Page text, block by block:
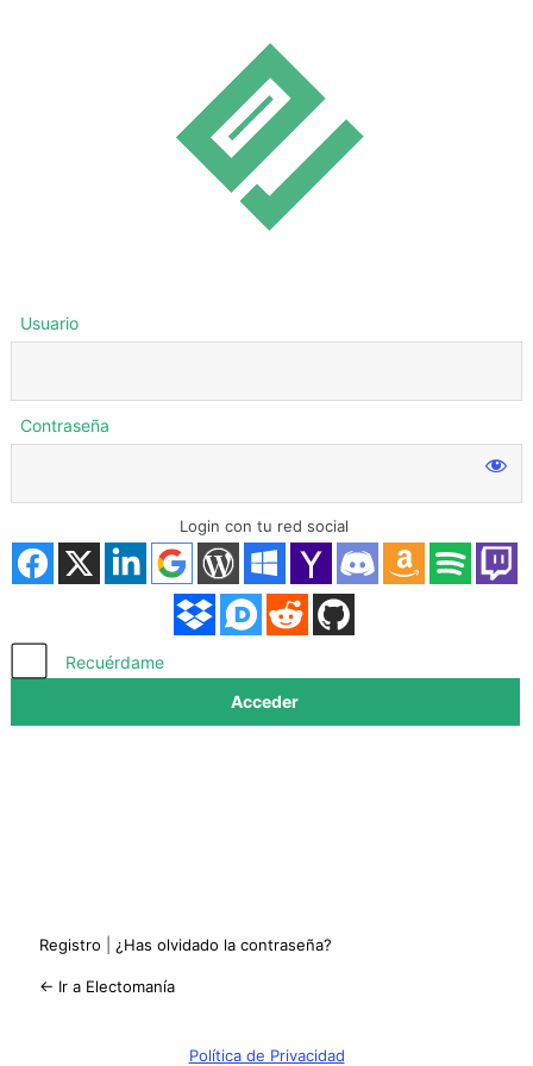
Acceder
Usuario
Contraseña
Login con tu red social
Recuérdame
Registro ¿Has olvidado la contraseña?
← Ir a Electomanía
Política de Privacidad